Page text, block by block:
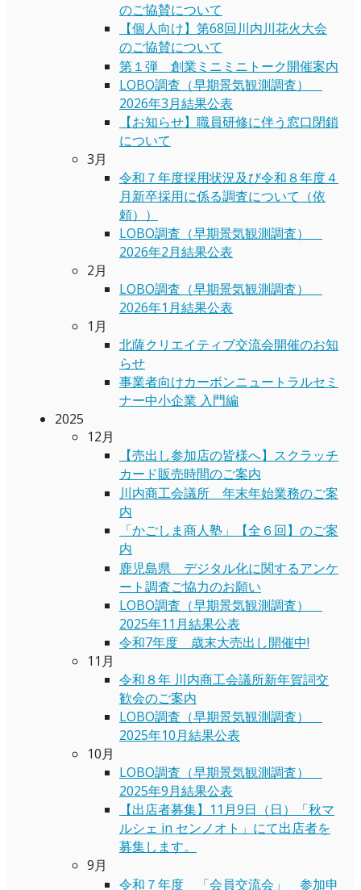
のご協賛について
【個人向け】第68回川内川花火大会
のご協賛について
第１弾 創業ミニミニトーク開催案内
LOBO調査（早期景気観測調査）
2026年3月結果公表
【お知らせ】職員研修に伴う窓口閉鎖
について
3月
令和７年度採用状況及び令和８年度４
月新卒採用に係る調査について（依
頼））
LOBO調査（早期景気観測調査）
2026年2月結果公表
2月
LOBO調査（早期景気観測調査）
2026年1月結果公表
1月
北薩クリエイティブ交流会開催のお知
らせ
事業者向けカーボンニュートラルセミ
ナー中小企業 入門編
2025
12月
【売出し参加店の皆様へ】スクラッチ
カード販売時間のご案内
川内商工会議所 年末年始業務のご案
内
「かごしま商人塾」【全６回】のご案
内
鹿児島県 デジタル化に関するアンケ
ート調査ご協力のお願い
LOBO調査（早期景気観測調査）
2025年11月結果公表
令和7年度 歳末大売出し開催中!
11月
令和８年 川内商工会議所新年賀詞交
歓会のご案内
LOBO調査（早期景気観測調査）
2025年10月結果公表
10月
LOBO調査（早期景気観測調査）
2025年9月結果公表
【出店者募集】11月9日（日）「秋マ
ルシェ in センノオト」にて出店者を
募集します。
9月
令和７年度 「会員交流会」 参加申